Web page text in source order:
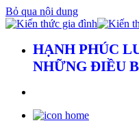
Bỏ qua nội dung
HẠNH PHÚC
NHỮNG ĐIỀU